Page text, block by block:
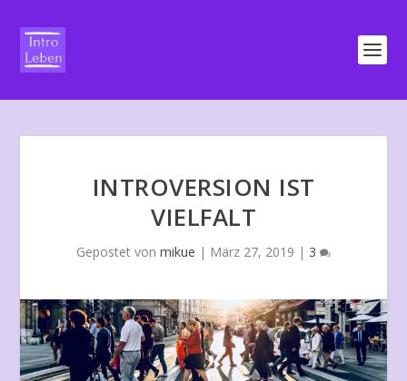
INTROVERSION IST
VIELFALT
Gepostet von mikue | März 27, 2019 | 3